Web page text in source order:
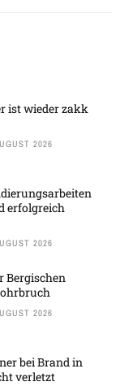
ist wieder zakk
2026
erfolgreich
2026
Bergischen
2026
bei Brand in
verletzt